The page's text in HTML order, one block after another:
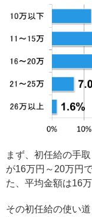
まず、初任給の手
が16万円～20万円
た、平均金額は16万
その初任給の使い